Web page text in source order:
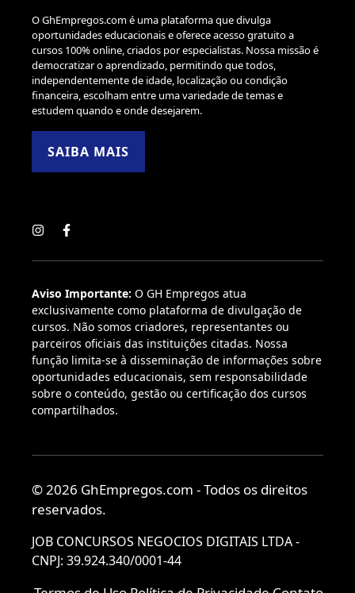
O GhEmpregos.com é uma plataforma que divulga
oportunidades educacionais e oferece acesso gratuito a
cursos 100% online, criados por especialistas. Nossa missão é
democratizar o aprendizado, permitindo que todos,
independentemente de idade, localização ou condição
financeira, escolham entre uma variedade de temas e
estudem quando e onde desejarem.
SAIBA MAIS
Aviso Importante: O GH Empregos atua
exclusivamente como plataforma de divulgação de
cursos. Não somos criadores, representantes ou
parceiros oficiais das instituições citadas. Nossa
função limita-se à disseminação de informações sobre
oportunidades educacionais, sem responsabilidade
sobre o conteúdo, gestão ou certificação dos cursos
compartilhados.
© 2026 GhEmpregos.com - Todos os direitos
reservados.
JOB CONCURSOS NEGOCIOS DIGITAIS LTDA -
CNPJ: 39.924.340/0001-44